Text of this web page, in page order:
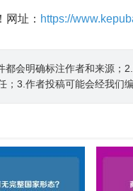
网址： https://
都会明确标注作者和来源；
3.作者投稿可能会经我们